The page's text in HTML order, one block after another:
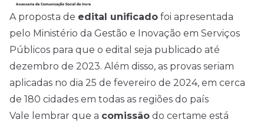
A proposta de edital unificado foi apresentada
pelo Ministério da Gestão e Inovação em Serviços
Públicos para que o edital seja publicado até
dezembro de 2023. Além disso, as provas seriam
aplicadas no dia 25 de fevereiro de 2024, em cerca
de 180 cidades em todas as regiões do país
Vale lembrar que a comissão do certame está